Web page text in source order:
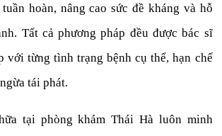
hoàn, nâng cao sức đề kháng và hỗ
Tất cả phương pháp đều được bác sĩ
với từng tình trạng bệnh cụ thể, hạn chế
tái phát.
tại phòng khám Thái Hà luôn minh